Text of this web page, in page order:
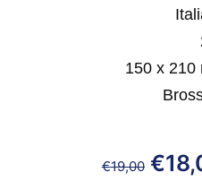
150 x 210
€19,00 €